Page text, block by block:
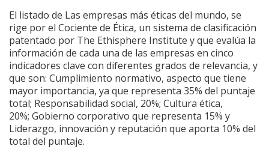
El listado de Las empresas más éticas del mundo, se
rige por el Cociente de Ética, un sistema de clasificación
patentado por The Ethisphere Institute y que evalúa la
información de cada una de las empresas en cinco
indicadores clave con diferentes grados de relevancia, y
que son: Cumplimiento normativo, aspecto que tiene
mayor importancia, ya que representa 35% del puntaje
total; Responsabilidad social, 20%; Cultura ética,
20%; Gobierno corporativo que representa 15% y
Liderazgo, innovación y reputación que aporta 10% del
total del puntaje.